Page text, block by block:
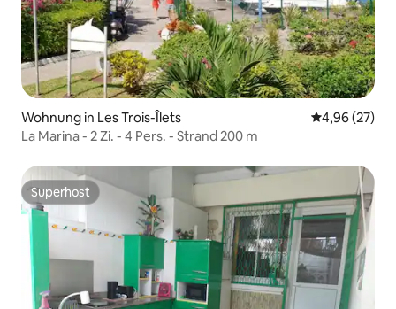
Wohnung in Les Trois-Îlets
4,96 (27)
La Marina - 2 Zi. - 4 Pers. - Strand 200 m
Superhost
Superhost